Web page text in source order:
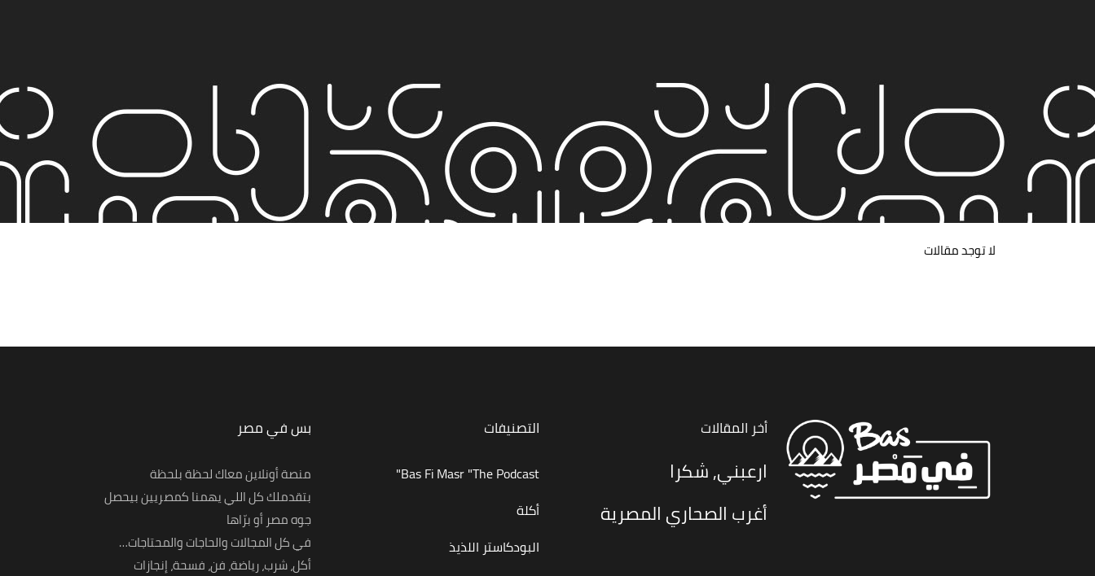
لا توجد مقالات
أخر المقالات
ارعبني, شكرا
أغرب الصحاري المصرية
التصنيفات
Bas Fi Masr "The Podcast"
أكلة
البودكاستر اللذيذ
بس في مصر
منصة أونلاين معاك لحظة بلحظة
بتقدملك كل اللي يهمنا كمصريين بيحصل
جوه مصر أو برّاها
في كل المجالات والحاجات والمحتاجات…
أكل، شرب، رياضة، فن، فسحة، إنجازات